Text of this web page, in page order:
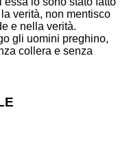
verità, non mentisco
e nella verità.
gli uomini preghino,
collera e senza